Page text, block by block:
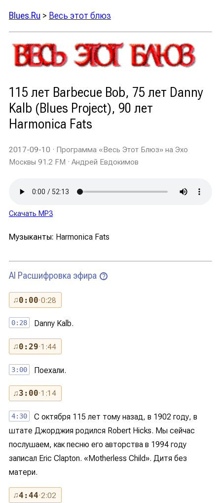
Blues.Ru > Весь этот блюз
115 лет Barbecue Bob, 75 лет Danny
Kalb (Blues Project), 90 лет
Harmonica Fats
2017-09-10 · Программа «Весь Этот Блюз» на Эхо
Москвы 91.2 FM · Андрей Евдокимов
Скачать MP3
Музыканты: Harmonica Fats
AI Расшифровка эфира ?
♫0:00· 0:28
0:28 Danny Kalb.
♫0:29· 1:44
3:00 Поехали.
♫3:00· 1:14
4:30
С октября 115 лет тому назад, в 1902 году, в
штате Джорджия родился Robert Hicks. Мы сейчас
послушаем, как песню его авторства в 1994 году
записал Eric Clapton. «Motherless Child». Дитя без
матери.
♫4:44· 2:02